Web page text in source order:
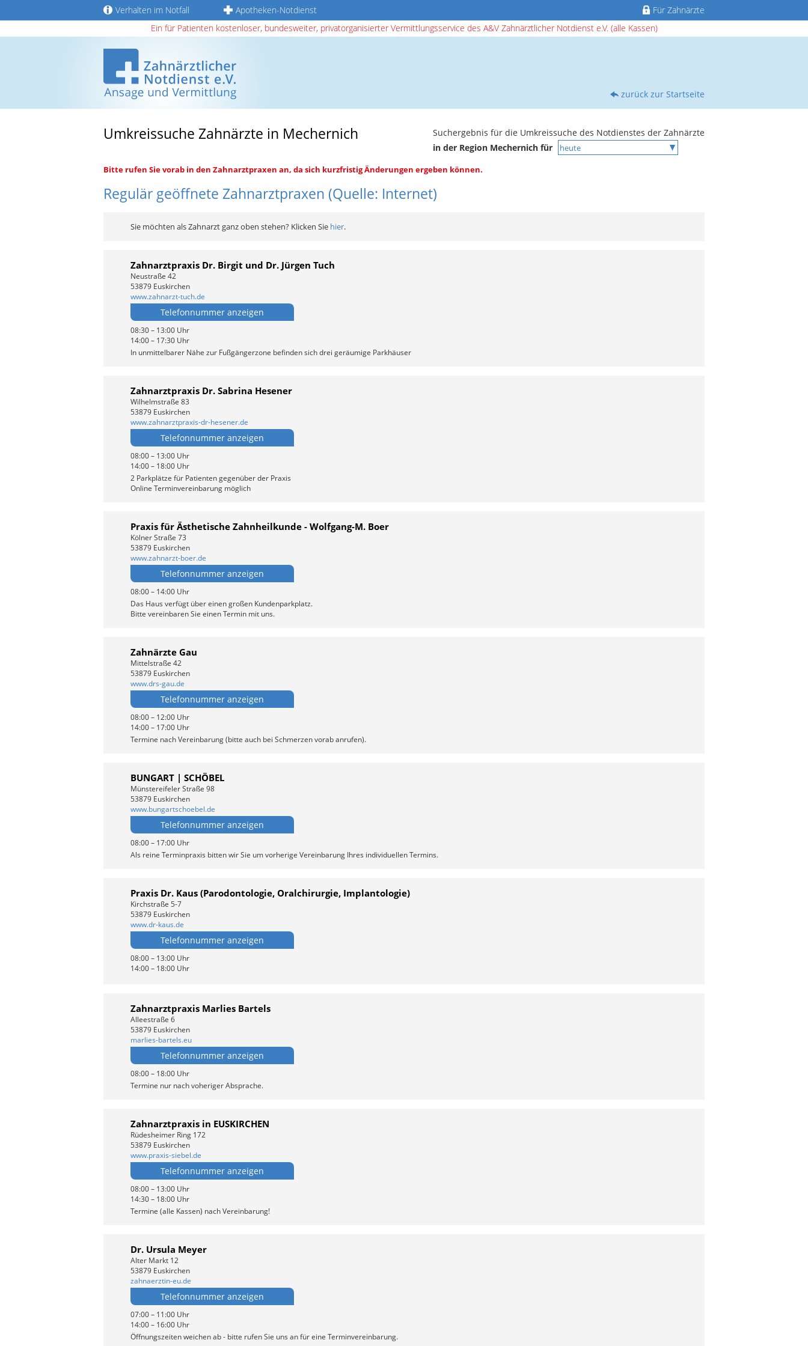
Verhalten im Notfall Apotheken-Notdienst
Für Zahnärzte
Ein für Patienten kostenloser, bundesweiter, privatorganisierter Vermittlungsservice des A&V Zahnärztlicher Notdienst e.V. (alle Kassen)
zurück zur Startseite
Umkreissuche Zahnärzte in Mechernich
Suchergebnis für die Umkreissuche des Notdienstes der Zahnärzte
in der Region Mechernich für
Bitte rufen Sie vorab in den Zahnarztpraxen an, da sich kurzfristig Änderungen ergeben können.
Regulär geöffnete Zahnarztpraxen (Quelle: Internet)
Sie möchten als Zahnarzt ganz oben stehen? Klicken Sie hier.
Zahnarztpraxis Dr. Birgit und Dr. Jürgen Tuch
Neustraße 42
53879 Euskirchen
www.zahnarzt-tuch.de
Telefonnummer anzeigen
08:30 – 13:00 Uhr
14:00 – 17:30 Uhr
In unmittelbarer Nähe zur Fußgängerzone befinden sich drei geräumige Parkhäuser
Zahnarztpraxis Dr. Sabrina Hesener
Wilhelmstraße 83
53879 Euskirchen
www.zahnarztpraxis-dr-hesener.de
Telefonnummer anzeigen
08:00 – 13:00 Uhr
14:00 – 18:00 Uhr
2 Parkplätze für Patienten gegenüber der Praxis
Online Terminvereinbarung möglich
Praxis für Ästhetische Zahnheilkunde - Wolfgang-M. Boer
Kölner Straße 73
53879 Euskirchen
www.zahnarzt-boer.de
Telefonnummer anzeigen
08:00 – 14:00 Uhr
Das Haus verfügt über einen großen Kundenparkplatz.
Bitte vereinbaren Sie einen Termin mit uns.
Zahnärzte Gau
Mittelstraße 42
53879 Euskirchen
www.drs-gau.de
Telefonnummer anzeigen
08:00 – 12:00 Uhr
14:00 – 17:00 Uhr
Termine nach Vereinbarung (bitte auch bei Schmerzen vorab anrufen).
BUNGART | SCHÖBEL
Münstereifeler Straße 98
53879 Euskirchen
www.bungartschoebel.de
Telefonnummer anzeigen
08:00 – 17:00 Uhr
Als reine Terminpraxis bitten wir Sie um vorherige Vereinbarung Ihres individuellen Termins.
Praxis Dr. Kaus (Parodontologie, Oralchirurgie, Implantologie)
Kirchstraße 5-7
53879 Euskirchen
www.dr-kaus.de
Telefonnummer anzeigen
08:00 – 13:00 Uhr
14:00 – 18:00 Uhr
Zahnarztpraxis Marlies Bartels
Alleestraße 6
53879 Euskirchen
marlies-bartels.eu
Telefonnummer anzeigen
08:00 – 18:00 Uhr
Termine nur nach voheriger Absprache.
Zahnarztpraxis in EUSKIRCHEN
Rüdesheimer Ring 172
53879 Euskirchen
www.praxis-siebel.de
Telefonnummer anzeigen
08:00 – 13:00 Uhr
14:30 – 18:00 Uhr
Termine (alle Kassen) nach Vereinbarung!
Dr. Ursula Meyer
Alter Markt 12
53879 Euskirchen
zahnaerztin-eu.de
Telefonnummer anzeigen
07:00 – 11:00 Uhr
14:00 – 16:00 Uhr
Öffnungszeiten weichen ab - bitte rufen Sie uns an für eine Terminvereinbarung.